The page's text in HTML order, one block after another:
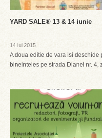
YARD SALE® 13 & 14 iunie
14 Iul 2015
A doua editie de vara isi
bineinteles pe strada Dianei nr. 4,